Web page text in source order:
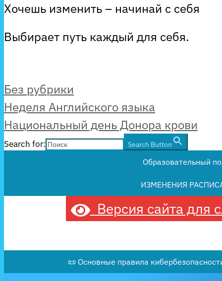
Хочешь изменить – начинай с себя
Выбирает путь каждый для себя.
Рубрики
Без рубрики
Неделя Английского языка
Национальный день Донора крови
Search for: Search Button
Образовательный
ИЗМЕНЕНИЯ
Версия сайта для
📜 Основные правила